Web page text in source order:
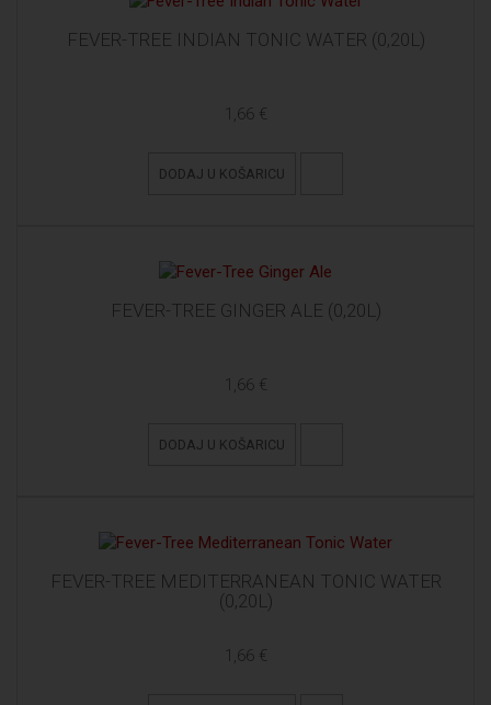
FEVER-TREE INDIAN TONIC WATER (0,20L)
1,66 €
DODAJ U KOŠARICU
FEVER-TREE GINGER ALE (0,20L)
1,66 €
DODAJ U KOŠARICU
FEVER-TREE MEDITERRANEAN TONIC WATER
(0,20L)
1,66 €